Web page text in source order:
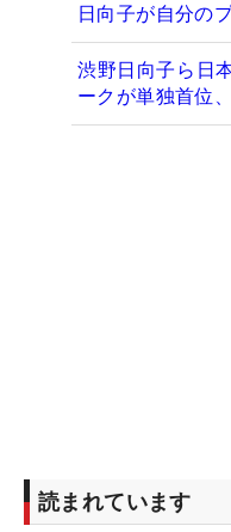
日向子が自分の
渋野日向子ら日
ークが単独首位
読まれています